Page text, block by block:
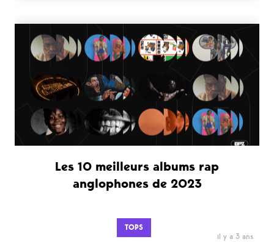
Les 10 meilleurs albums rap
anglophones de 2023
TOPS
il y a 3 ans